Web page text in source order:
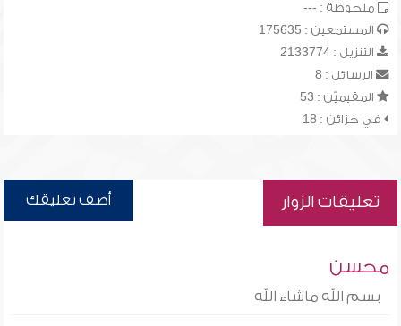
ملحوظة : ---
المستمعين : 175635
التنزيل : 2133774
الرسائل : 8
المقيميّن : 53
في خزائن : 18
تعليقات الزوار أضف تعليقك
محسن
بسم الله ماشاء الله